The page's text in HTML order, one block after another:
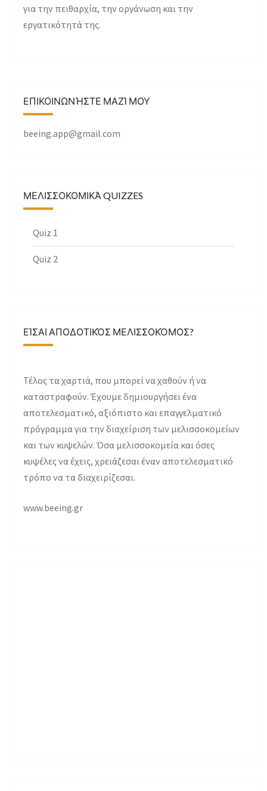
για την πειθαρχία, την οργάνωση και την
εργατικότητά της.
ΕΠΙΚΟΙΝΩΝΉΣΤΕ ΜΑΖΊ ΜΟΥ
beeing.app@gmail.com
ΜΕΛΙΣΣΟΚΟΜΙΚΆ QUIZZES
Quiz 1
Quiz 2
ΕΊΣΑΙ ΑΠΟΔΟΤΙΚΌΣ ΜΕΛΙΣΣΟΚΌΜΟΣ?
Τέλος τα χαρτιά, που μπορεί να χαθούν ή να
καταστραφούν. Έχουμε δημιουργήσει ένα
αποτελεσματικό, αξιόπιστο και επαγγελματικό
πρόγραμμα για την διαχείριση των μελισσοκομείων
και των κυψελών. Όσα μελισσοκομεία και όσες
κυψέλες να έχεις, χρειάζεσαι έναν αποτελεσματικό
τρόπο να τα διαχειρίζεσαι.
www.beeing.gr